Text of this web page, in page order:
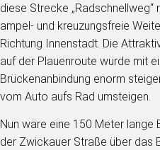
diese Strecke „Radschnellweg“
ampel- und kreuzungsfreie
Richtung Innenstadt. Die
auf der Plauenroute würde mit
Brückenanbindung enorm
vom Auto aufs Rad umsteigen.
Nun wäre eine 150 Meter lange
der Zwickauer Straße über das